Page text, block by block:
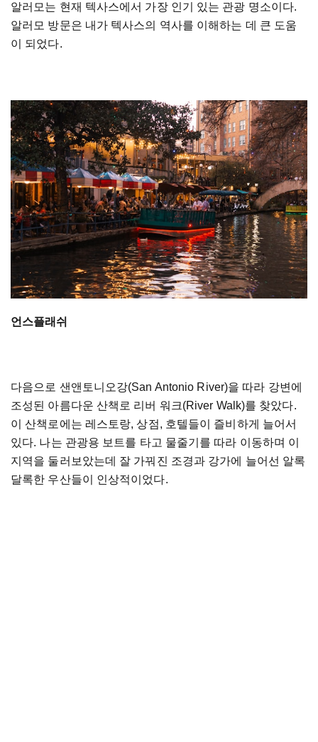
알러모는 현재 텍사스에서 가장 인기 있는 관광 명소이다.
알러모 방문은 내가 텍사스의 역사를 이해하는 데 큰 도움
이 되었다.
언스플래쉬
다음으로 샌앤토니오강(San Antonio River)을 따라 강변에
조성된 아름다운 산책로 리버 워크(River Walk)를 찾았다.
이 산책로에는 레스토랑, 상점, 호텔들이 즐비하게 늘어서
있다. 나는 관광용 보트를 타고 물줄기를 따라 이동하며 이
지역을 둘러보았는데 잘 가꿔진 조경과 강가에 늘어선 알록
달록한 우산들이 인상적이었다.